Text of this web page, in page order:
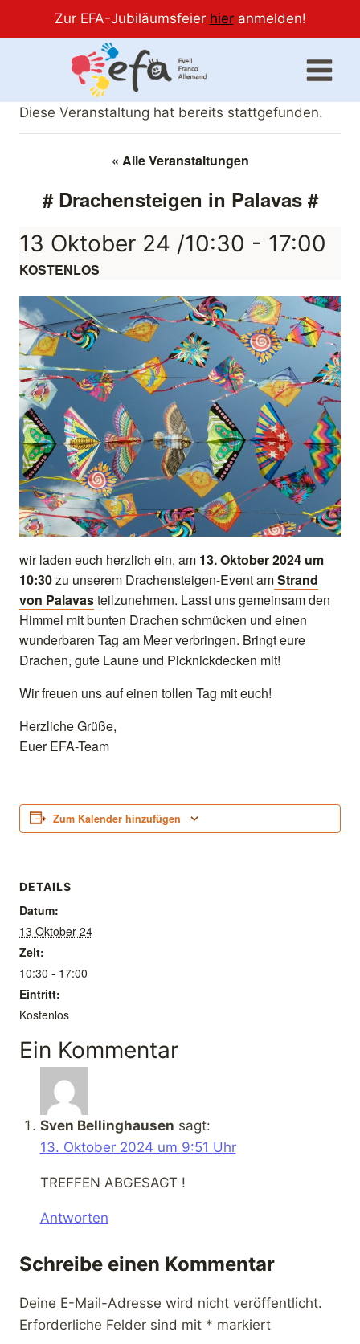
Zur EFA-Jubiläumsfeier hieranmelden!
Diese Veranstaltung hat bereits stattgefunden.
« Alle Veranstaltungen
# Drachensteigen in Palavas #
13 Oktober 24 /10:30 - 17:00
KOSTENLOS
wir laden euch herzlich ein, am 13. Oktober 2024 um
10:30zu unserem Drachensteigen-Event amStrand
von Palavasteilzunehmen. Lasst uns gemeinsam den
Himmel mit bunten Drachen schmücken und einen
wunderbaren Tag am Meer verbringen. Bringt eure
Drachen, gute Laune und Picknickdecken mit!
Wir freuen uns auf einen tollen Tag mit euch!
Herzliche Grüße,
Euer EFA-Team
Zum Kalender hinzufügen
DETAILS
Datum:
13 Oktober 24
Zeit:
10:30 - 17:00
Eintritt:
Kostenlos
Ein Kommentar
Sven Bellinghausen sagt:
13. Oktober 2024 um 9:51 Uhr
TREFFEN ABGESAGT !
Antworten
Schreibe einen Kommentar
Deine E-Mail-Adresse wird nicht veröffentlicht.
Erforderliche Felder sind mit * markiert